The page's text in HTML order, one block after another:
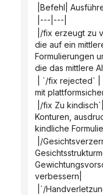
|Befehl|
|---|---|
die auf ein
Formulierungen
die das mittlere
mit
Konturen,
kindliche
verbessern|